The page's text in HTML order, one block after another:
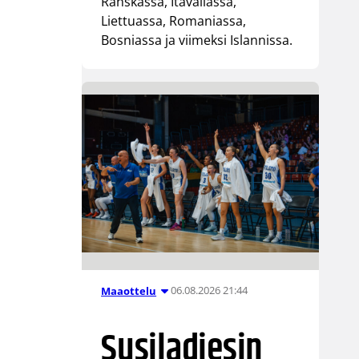
Liettuassa, Romaniassa,
Bosniassa ja viimeksi Islannissa.
Maaottelu 06.08.2026 21:44